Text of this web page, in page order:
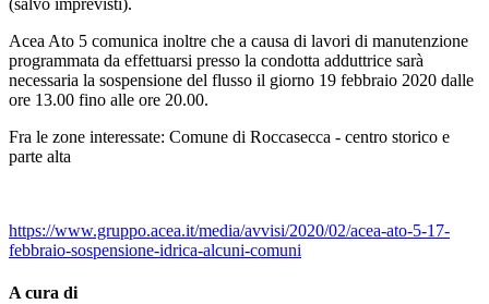
(salvo imprevisti).
Acea Ato 5 comunica inoltre che a causa di lavori di manutenzione
programmata da effettuarsi presso la condotta adduttrice sarà
necessaria la sospensione del flusso il giorno 19 febbraio 2020 dalle
ore 13.00 fino alle ore 20.00.
Fra le zone interessate: Comune di Roccasecca - centro storico e
parte alta
https://www.gruppo.acea.it/media/avvisi/2020/02/acea-ato-5-17-
febbraio-sospensione-idrica-alcuni-comuni
A cura di